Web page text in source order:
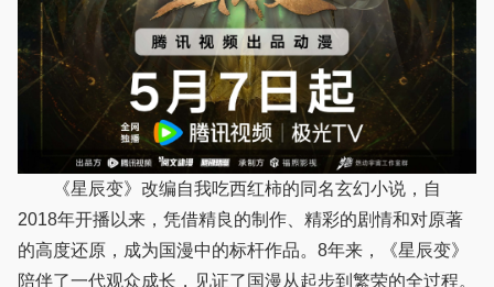
《星辰变》改编自我吃西红柿的同名玄幻小说，自
2018年开播以来，凭借精良的制作、精彩的剧情和对原著
的高度还原，成为国漫中的标杆作品。8年来，《星辰变》
陪伴了一代观众成长，见证了国漫从起步到繁荣的全过程。